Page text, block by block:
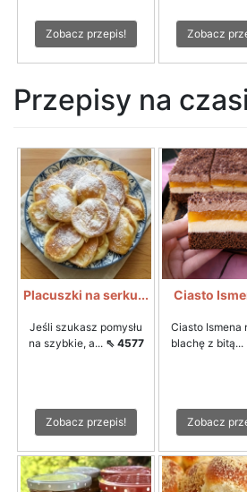
Zobacz przepis! Zobacz
Przepisy na
Placuszki na serku...
Jeśli szukasz pomysłu
na szybkie, a... ⇖ 4577
Zobacz przepis!
Ciasto
Ciasto Ismena
blachę z bitą...
Zobacz